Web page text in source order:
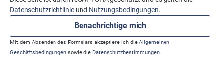
Datenschutzrichtlinie und Nutzungsbedingungen.
Benachrichtige mich
Mit dem Absenden des Formulars akzeptiere ich die Allgemeinen
Geschäftsbedingungen sowie die Datenschutzbestimmungen.